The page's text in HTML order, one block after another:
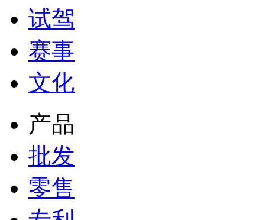
试驾
赛事
文化
产品
批发
零售